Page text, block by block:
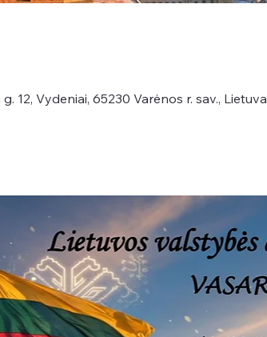
12, Vydeniai, 65230 Varėnos r. sav., Lietuva